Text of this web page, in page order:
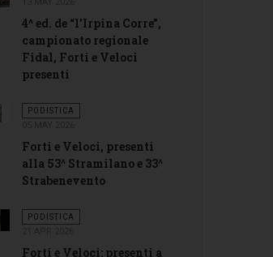
4^ ed. de “l’Irpina Corre”,
campionato regionale
Fidal, Forti e Veloci
presenti
PODISTICA
Forti e Veloci, presenti
alla 53^ Stramilano e 33^
Strabenevento
PODISTICA
Forti e Veloci: presenti a